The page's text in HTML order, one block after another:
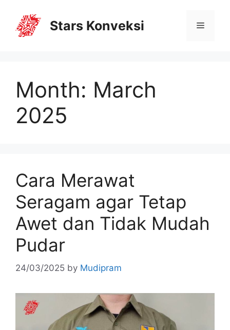
Stars Konveksi
Month: March
2025
Cara Merawat
Seragam agar Tetap
Awet dan Tidak Mudah
Pudar
24/03/2025 by Mudipram